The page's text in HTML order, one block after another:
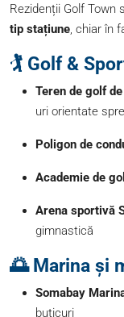
Rezidenții Golf Town
tip stațiune , chiar în
🏌️ Golf &
Teren de golf
uri orientate
Poligon de
Academie de
Arena sportivă
gimnastică
🌅 Marina și
Somabay
buticuri